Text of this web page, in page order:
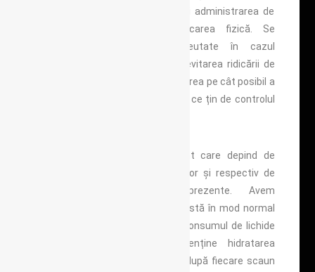
cantități suficiente de lichide și administrarea de
suplimente de fibre și mișcarea fizică. Se
recomandă scăderea în greutate în cazul
persoanelor supraponderale și evitarea ridicării de
obiecte grele. Și bineînțeles evitarea pe cât posibil a
factorilor de risc și determinanți ce țin de controlul
Există 3 variante de tratament care depind de
gradul de evoluție al hemoroizilor și respectiv de
intensitatea simptomelor prezente. Avem
tratamentul conservator ce constă în mod normal
dintr-o nutriție bogată în fibre, consumul de lichide
pe cale orală pentru a menține hidratarea
corespunzătoare, băi de șezut după fiecare scaun